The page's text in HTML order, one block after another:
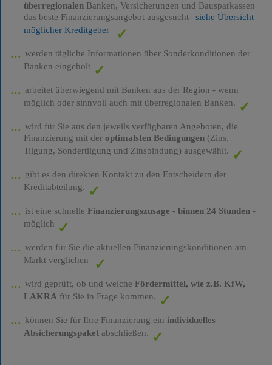
überregionalenBanken, Versicherungen und Bausparkassen
das beste Finanzierungsangebot ausgesucht- siehe Übersicht
möglicher Kreditgeber
werden tägliche Informationen über Sonderkonditionen der
Banken eingeholt
arbeitet überwiegend mit Banken aus der Region - wenn
möglich oder sinnvoll auch mit überregionalen Banken.
wird für Sie aus den jeweils verfügbaren Angeboten, die
Finanzierung mit der optimalsten Bedingungen(Zins,
Tilgung, Sondertilgung und Zinsbindung) ausgewählt.
gibt es den direkten Kontakt zu den Entscheidern der
Kreditabteilung.
ist eine schnelle Finanzierungszusage - binnen 24 Stunden-
möglich
werden für Sie die aktuellen Finanzierungskonditionen am
Markt verglichen
wird geprüft, ob und welche Fördermittel, wie z.B. KfW,
LAKRA für Sie in Frage kommen.
können Sie für Ihre Finanzierung ein individuelles
Absicherungspaketabschließen.